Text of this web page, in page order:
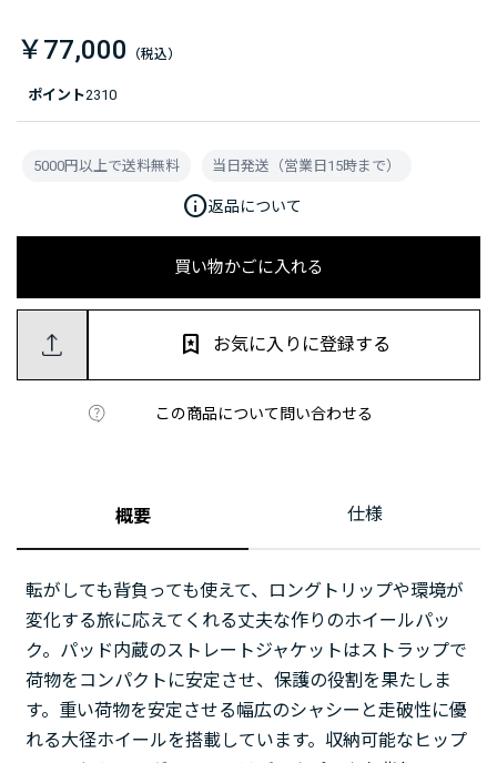
ポイント2310
￥77,000
買い物かごに入れる
この商品について問い合わせる
お気に入りに登録する
5000円以上で送料無料 当日発送（営業日15時まで）
info返品について
概要 仕様
転がしても背負っても使えて、ロングトリップや環境が
変化する旅に応えてくれる丈夫な作りのホイールパッ
ク。パッド内蔵のストレートジャケットはストラップで
荷物をコンパクトに安定させ、保護の役割を果たしま
す。重い荷物を安定させる幅広のシャシーと走破性に優
れる大径ホイールを搭載しています。収納可能なヒップ